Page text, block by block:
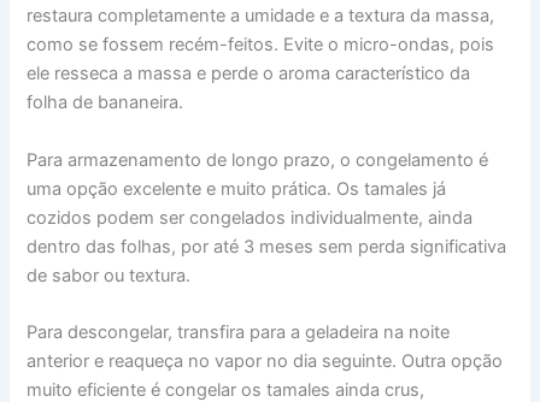
restaura completamente a umidade e a textura da massa,
como se fossem recém-feitos. Evite o micro-ondas, pois
ele resseca a massa e perde o aroma característico da
folha de bananeira.
Para armazenamento de longo prazo, o congelamento é
uma opção excelente e muito prática. Os tamales já
cozidos podem ser congelados individualmente, ainda
dentro das folhas, por até 3 meses sem perda significativa
de sabor ou textura.
Para descongelar, transfira para a geladeira na noite
anterior e reaqueça no vapor no dia seguinte. Outra opção
muito eficiente é congelar os tamales ainda crus,